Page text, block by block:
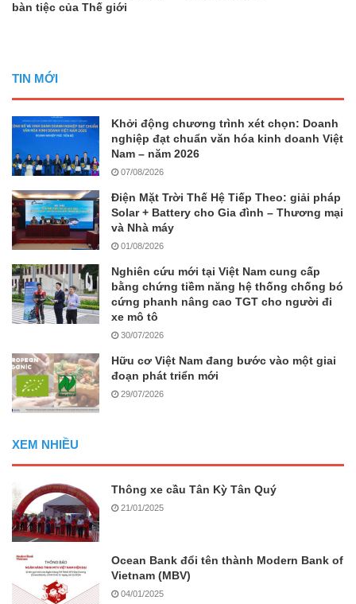
bàn tiệc của Thế giới
TIN MỚI
Khởi động chương trình xét chọn: Doanh
nghiệp đạt chuẩn văn hóa kinh doanh Việt
Nam – năm 2026
07/08/2026
Điện Mặt Trời Thế Hệ Tiếp Theo: giải pháp
Solar + Battery cho Gia đình – Thương mại
và Nhà máy
01/08/2026
Nghiên cứu mới tại Việt Nam cung cấp
bằng chứng tiềm năng hệ thống chống bó
cứng phanh nâng cao TGT cho người đi
xe mô tô
30/07/2026
Hữu cơ Việt Nam đang bước vào một giai
đoạn phát triển mới
29/07/2026
XEM NHIỀU
Thông xe cầu Tân Kỳ Tân Quý
21/01/2025
Ocean Bank đổi tên thành Modern Bank of
Vietnam (MBV)
04/01/2025